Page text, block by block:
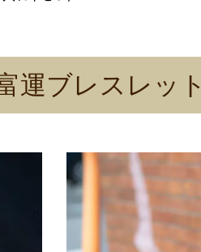
運ブレスレット